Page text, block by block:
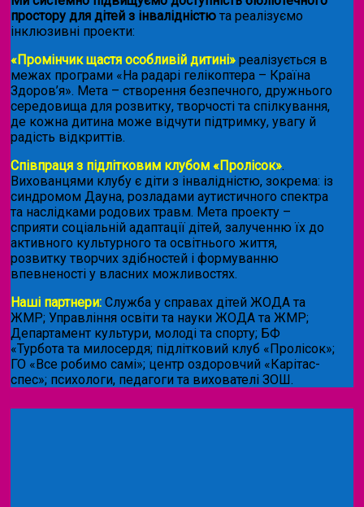
простору для дітей з інвалідністю та реалізуємо
інклюзивні проекти:
«Промінчик щастя особливій дитині» реалізується в
межах програми «На радарі гелікоптера – Країна
Здоров’я». Мета – створення безпечного, дружнього
середовища для розвитку, творчості та спілкування,
де кожна дитина може відчути підтримку, увагу й
радість відкриттів.
Співпраця з підлітковим клубом «Пролісок».
Вихованцями клубу є діти з інвалідністю, зокрема: із
синдромом Дауна, розладами аутистичного спектра
та наслідками родових травм. Мета проекту –
сприяти соціальній адаптації дітей, залученню їх до
активного культурного та освітнього життя,
розвитку творчих здібностей і формуванню
впевненості у власних можливостях.
Наші партнери: Служба у справах дітей ЖОДА та
ЖМР; Управління освіти та науки ЖОДА та ЖМР;
Департамент культури, молоді та спорту; БФ
«Турбота та милосердя; підлітковий клуб «Пролісок»;
ГО «Все робимо самі»; центр оздоровчий «Карітас-
спес»; психологи, педагоги та вихователі ЗОШ.